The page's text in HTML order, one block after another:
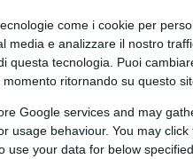
come i cookie per
media e analizzare il nostro
questa tecnologia. Puoi
ritornando su questo
Google services and may
usage behaviour. You may
use your data for below
APP
THATCHER
SOVRANISTA